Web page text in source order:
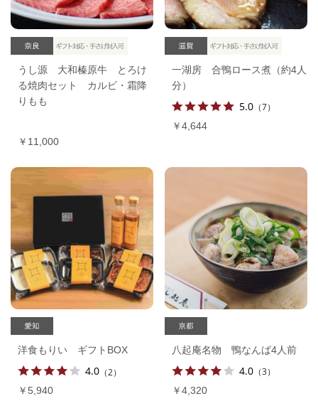
うし源 大和榛原牛 とろけ
る焼肉セット カルビ・霜降
りもも
￥11,000
一湖房 合鴨ロース煮（約4人
分）
5.0 （7）
￥4,644
洋食もりい ギフトBOX
4.0 （2）
￥5,940
八起庵名物 鴨なんば4人前
4.0 （3）
￥4,320